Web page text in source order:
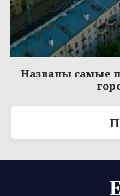
Названы самые